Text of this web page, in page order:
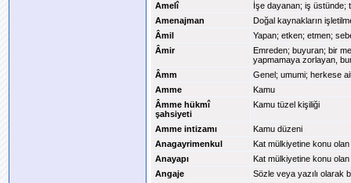
Amelî
İşe dayanan; iş üstünde;
Amenajman
Doğal kaynakların
Âmil
Yapan; etken; etmen;
Âmir
Emreden; buyuran; bir
yapmamaya zorlayan,
Âmm
Genel; umumi; herkese
Amme
Kamu
Âmme hükmî
şahsiyeti
Kamu tüzel kişiliği
Amme intizamı
Kamu düzeni
Anagayrimenkul
Kat mülkiyetine konu olan
Anayapı
Kat mülkiyetine konu olan
Angaje
Sözle veya yazılı olarak